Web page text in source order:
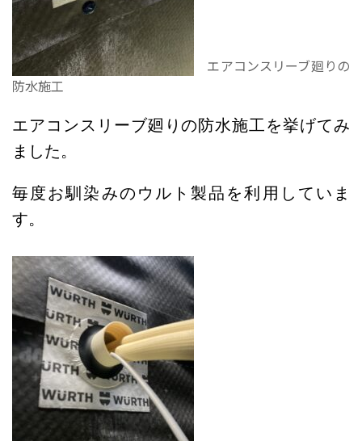
エアコンスリーブ廻りの
防水施工
エアコンスリーブ廻りの防水施工を挙げてみ
ました。
毎度お馴染みのウルト製品を利用していま
す。